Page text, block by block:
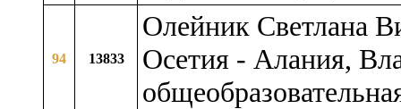
94 13833
Олейник Светлана
Осетия - Алания,